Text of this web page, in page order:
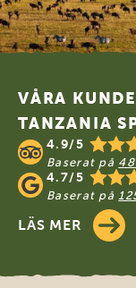
Footer
VÅRA
TANZANIA
4.9/5
Baserat på
4.7/5
Baserat på
LÄS MER